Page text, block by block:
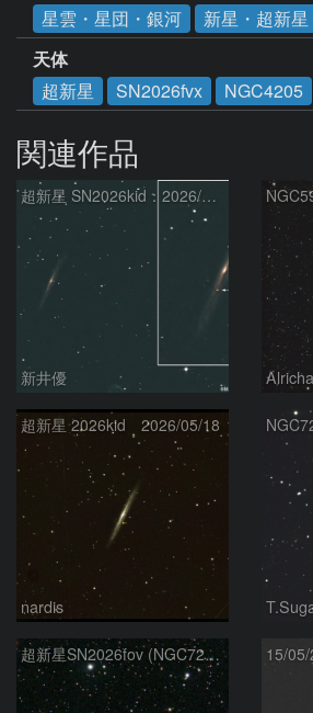
星雲・星団・銀河
新星・超新
天体
超新星
SN2026fvx NGC4205
関連作品
超新星 SN2026kid：2026/05/18
新井優
超新星 2026kid 2026/05/18
nardis
超新星SN2026fov (NGC7292) 5/17